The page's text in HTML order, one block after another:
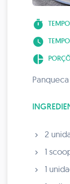
timer
watch_later
pie_chart
2
1
1